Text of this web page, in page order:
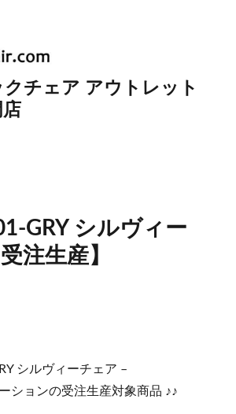
チェア アウトレット
GRY シルヴィー
注生産】
シルヴィーチェア –
ションの受注生産対象商品 ♪♪